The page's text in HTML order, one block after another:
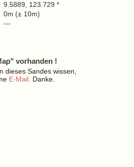
9.5889, 123.729 *
0m (± 10m)
---
vorhanden !
dieses Sandes wissen,
E-Mail . Danke.